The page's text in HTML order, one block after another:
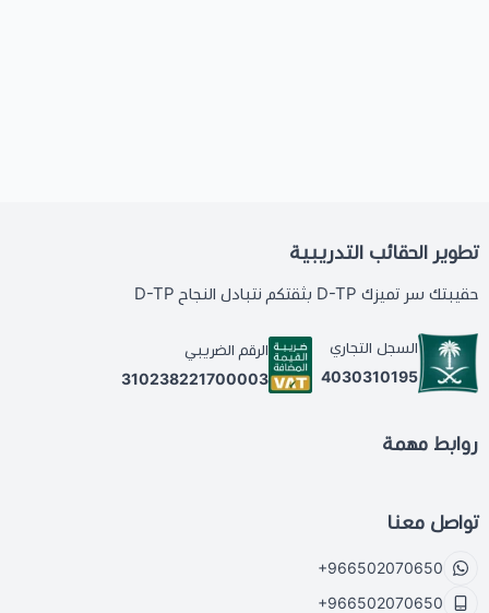
تطوير الحقائب التدريبية
حقيبتك سر تميزك D-TP بثقتكم نتبادل النجاح D-TP
السجل التجاري
4030310195
الرقم الضريبي
310238221700003
روابط مهمة
تواصل معنا
+966502070650
+966502070650